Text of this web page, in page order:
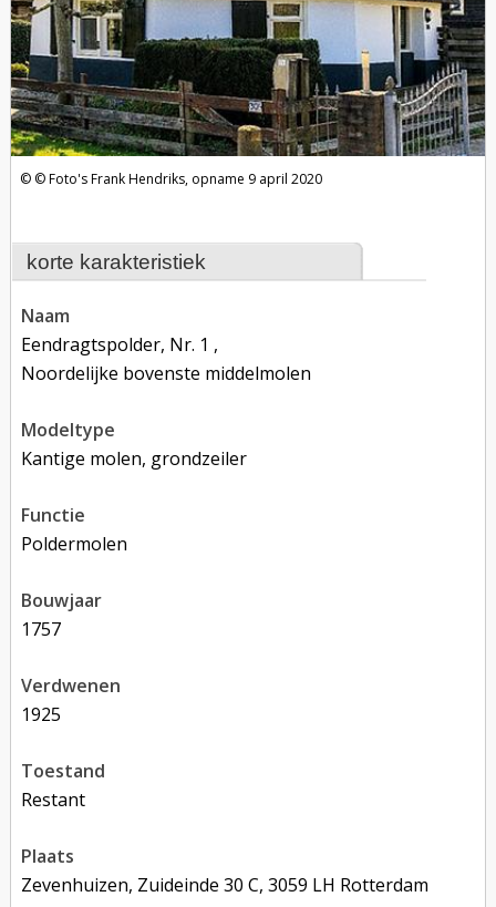
korte karakteristiek
naam
Eendragtspolder, Nr. 1 ,
Noordelijke bovenste middelmolen
modeltype
Kantige molen, grondzeiler
functie
poldermolen
bouwjaar
1757
verdwenen
1925
toestand
restant
plaats
Zevenhuizen, Zuideinde 30 C, 3059 LH Rotterdam
Foto's Frank Hendriks, opname 9 april 2020